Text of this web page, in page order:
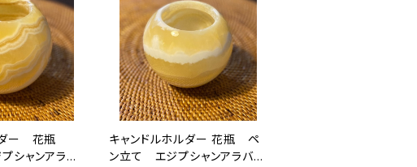
ダー 花瓶
シャンアラバ
キャンドルホルダー 花瓶 ペ
ン立て エジプシャンアラバス